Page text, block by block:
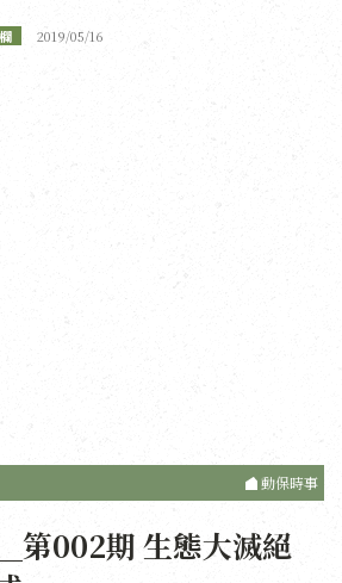
2019/05/16
動保時事
第002期 生態大滅絕